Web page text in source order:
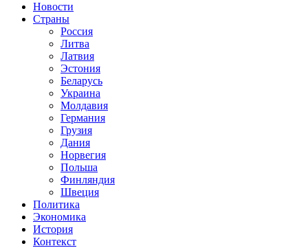
Новости
Страны
Россия
Литва
Латвия
Эстония
Беларусь
Украина
Молдавия
Германия
Грузия
Дания
Норвегия
Польша
Финляндия
Швеция
Политика
Экономика
История
Контекст